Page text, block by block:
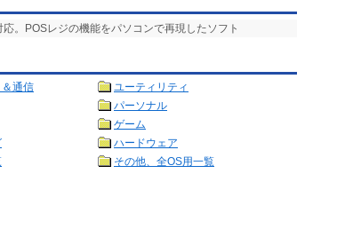
。POSレジの機能をパソコンで再現したソフト
通信
ユーティリティ
パーソナル
ゲーム
ハードウェア
その他、全OS用一覧